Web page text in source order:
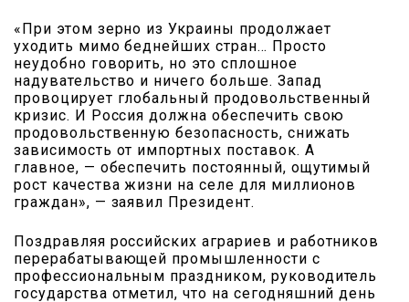
«При этом зерно из Украины продолжает
уходить мимо беднейших стран… Просто
неудобно говорить, но это сплошное
надувательство и ничего больше. Запад
провоцирует глобальный продовольственный
кризис. И Россия должна обеспечить свою
продовольственную безопасность, снижать
зависимость от импортных поставок. А
главное, — обеспечить постоянный, ощутимый
рост качества жизни на селе для миллионов
граждан», — заявил Президент.
Поздравляя российских аграриев и работников
перерабатывающей промышленности с
профессиональным праздником, руководитель
государства отметил, что на сегодняшний день